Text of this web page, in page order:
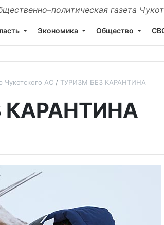
газета
Экономика Общество
Чукотского АО ТУРИЗМ БЕЗ КАРАНТИНА
КАРАНТИНА